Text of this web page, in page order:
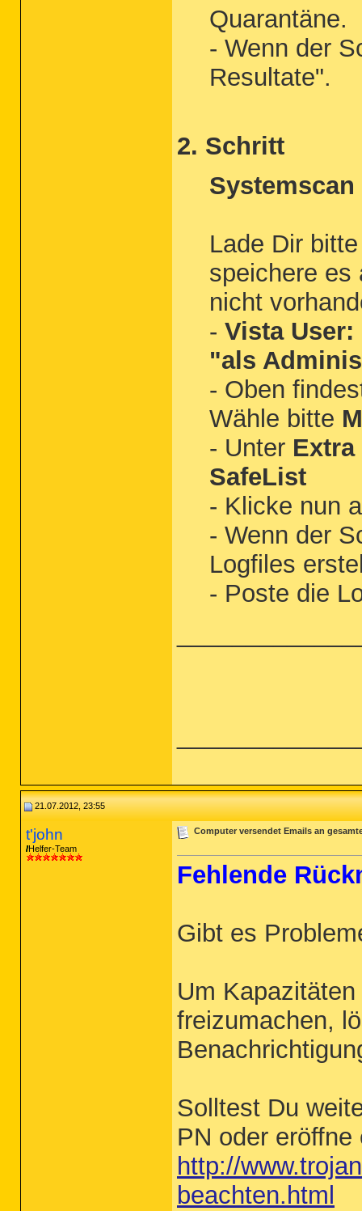
Quarantäne.
- Wenn der
Resultate".
2. Schritt
Lade Dir
speichere es
nicht
- Vista User:
"als
- Oben
Wähle bitte
- Unter
SafeList
- Klicke nun
- Wenn der
Logfiles
- Poste die
21.07.2012, 23:55
t'john
Helfer-Team
Computer versendet Emails an
Fehlende
Gibt es
Um
freizumachen,
Solltest Du
PN oder
http://
beachten.html